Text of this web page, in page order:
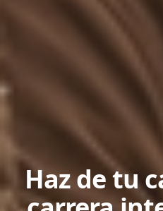
Haz de tu